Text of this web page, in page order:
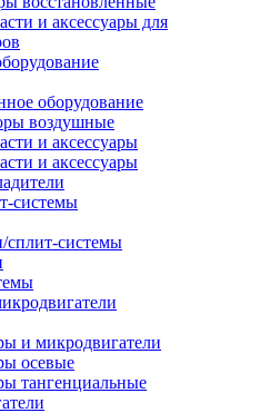
и аксессуары для
оборудование
воздушные
и аксессуары
и аксессуары
системы
системы
и микродвигатели
осевые
тангенциальные